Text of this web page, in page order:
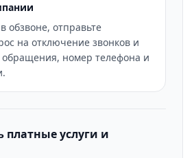
обзвоне, отправьте
на отключение звонков и
обращения, номер телефона и
платные услуги и